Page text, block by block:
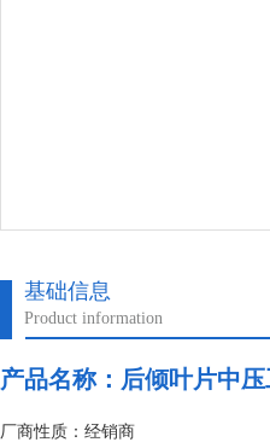
基础信息
Product information
产品名称：后倾叶片中
厂商性质：经销商